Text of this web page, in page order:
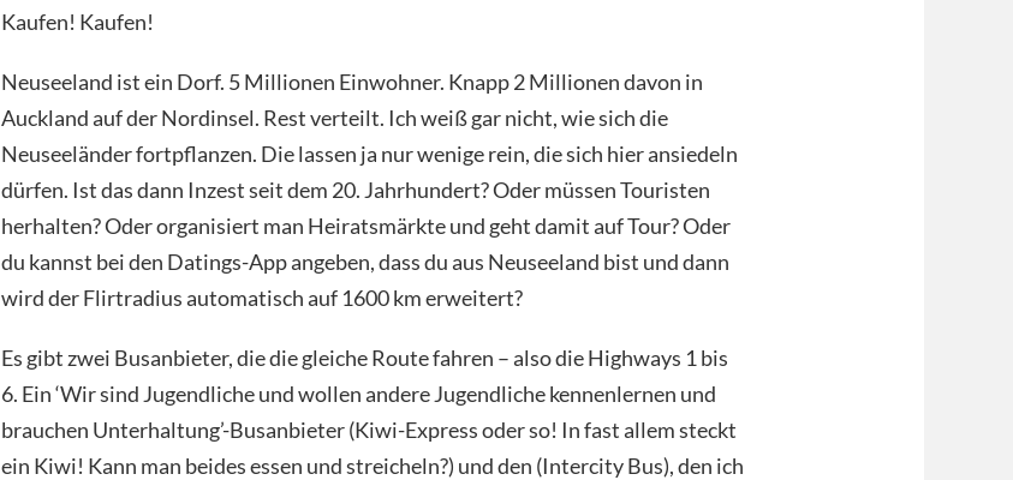
Kaufen! Kaufen!
Neuseeland ist ein Dorf. 5 Millionen Einwohner. Knapp 2 Millionen davon in
Auckland auf der Nordinsel. Rest verteilt. Ich weiß gar nicht, wie sich die
Neuseeländer fortpflanzen. Die lassen ja nur wenige rein, die sich hier ansiedeln
dürfen. Ist das dann Inzest seit dem 20. Jahrhundert? Oder müssen Touristen
herhalten? Oder organisiert man Heiratsmärkte und geht damit auf Tour? Oder
du kannst bei den Datings-App angeben, dass du aus Neuseeland bist und dann
wird der Flirtradius automatisch auf 1600 km erweitert?
Es gibt zwei Busanbieter, die die gleiche Route fahren – also die Highways 1 bis
6. Ein ‘Wir sind Jugendliche und wollen andere Jugendliche kennenlernen und
brauchen Unterhaltung’-Busanbieter (Kiwi-Express oder so! In fast allem steckt
ein Kiwi! Kann man beides essen und streicheln?) und den (Intercity Bus), den ich